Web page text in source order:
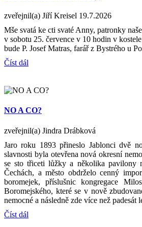
zveřejnil(a) Jiří Kreisel 19.7.2026
Mše svatá ke cti svaté Anny, patronky
v sobotu 25. července v 10 hodin v
bude P. Josef Matras, farář z Bystrého u
Číst dál
NO A CO?
zveřejnil(a) Jindra Drábková
Jaro roku 1893 přineslo Jablonci dvě
slavnosti byla otevřena nová okresní
se sto třiceti lůžky a několika pavilony
Čechách, a město obdrželo cenný
boromejek, příslušnic kongregace
Boromejského, které se v nově
nemocné a následně zde více než padesát
Číst dál